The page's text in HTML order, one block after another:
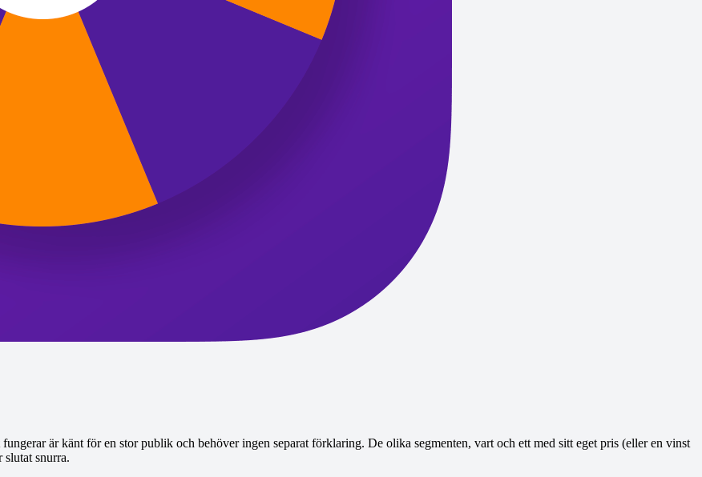
är känt för en stor publik och behöver ingen separat förklaring. De olika segmenten, vart och ett med sitt eget pris (eller en vinst
snurra.